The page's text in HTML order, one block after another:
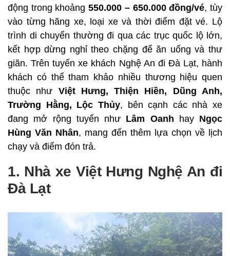
động trong khoảng550.000 – 650.000 đồng/vé, tùy
vào từng hãng xe, loại xe và thời điểm đặt vé. Lộ
trình di chuyển thường đi qua các trục quốc lộ lớn,
kết hợp dừng nghỉ theo chặng để ăn uống và thư
giãn. Trên tuyến xe khách Nghệ An đi Đà Lạt, hành
khách có thể tham khảo nhiều thương hiệu quen
thuộc như Việt Hưng, Thiện Hiền, Dũng Anh,
Trường Hằng, Lộc Thủy, bên cạnh các nhà xe
đang mở rộng tuyến như Lâm Oanh hay Ngọc
Hùng Văn Nhân, mang đến thêm lựa chọn về lịch
chạy và điểm đón trả.
1. Nhà xe Việt Hưng Nghệ An đi
Đà Lạt